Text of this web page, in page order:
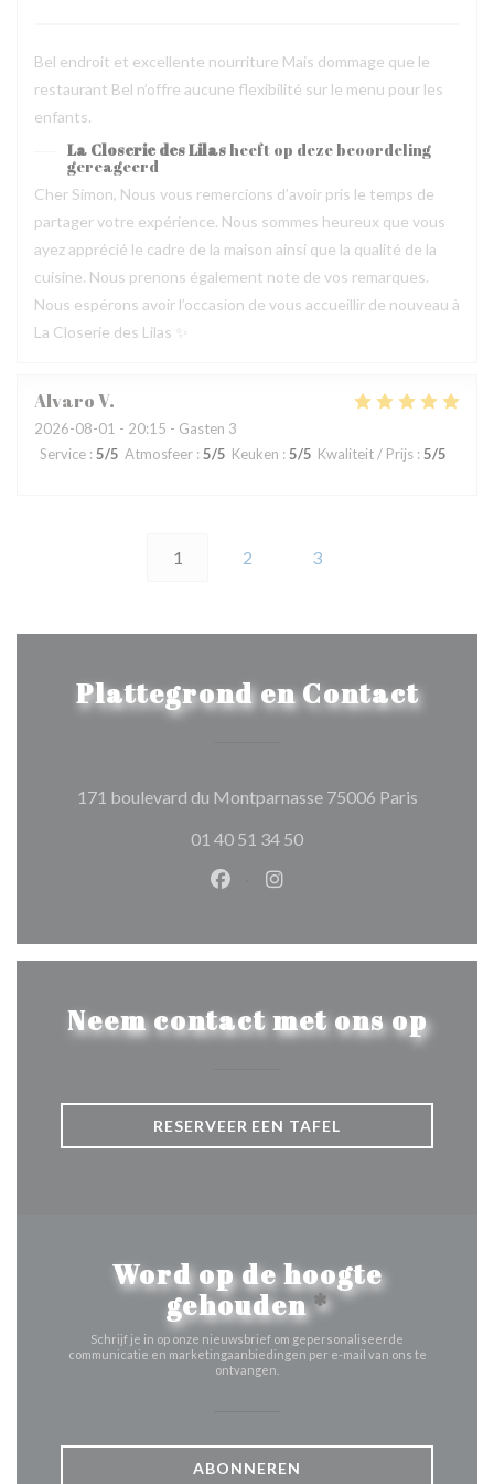
Bel endroit et excellente nourriture Mais dommage que le
restaurant Bel n’offre aucune flexibilité sur le menu pour les
enfants.
La Closerie des Lilasheeft op deze beoordeling
gereageerd
Cher Simon, Nous vous remercions d’avoir pris le temps de
partager votre expérience. Nous sommes heureux que vous
ayez apprécié le cadre de la maison ainsi que la qualité de la
cuisine. Nous prenons également note de vos remarques.
Nous espérons avoir l’occasion de vous accueillir de nouveau à
La Closerie des Lilas ✨
AlvaroV
2026-08-01 - 20:15 - Gasten 3
Service : 5/5 Atmosfeer : 5/5 Keuken : 5/5 Kwaliteit / Prijs : 5/5
1 2 3
Plattegrond en Contact
171 boulevard du Montparnasse 75006 Paris((opent in
01 40 51 34 50
Facebook ((opent in een nieuw
Instagram ((opent in een
Neem contact met ons op
RESERVEER EEN TAFEL
Word op de hoogte
gehouden*
Schrijf je in op onze nieuwsbrief om gepersonaliseerde
communicatie en marketingaanbiedingen per e-mail van ons te
ontvangen.
ABONNEREN